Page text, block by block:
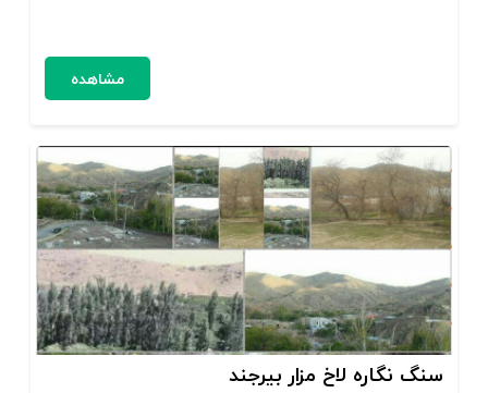
مشاهده
سنگ‌ نگاره لاخ مزار بیرجند